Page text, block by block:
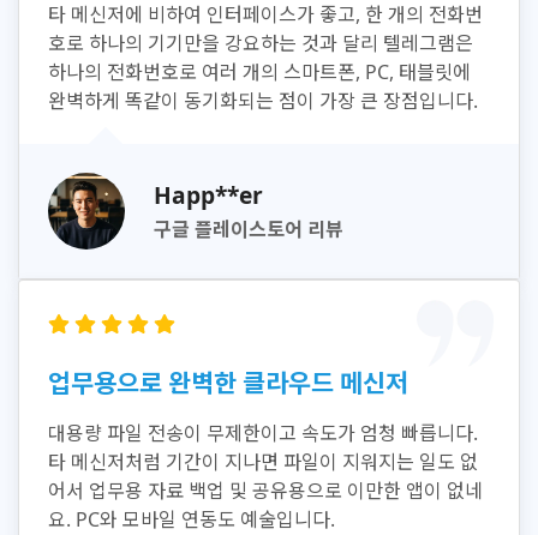
타 메신저에 비하여 인터페이스가 좋고, 한 개의 전화번
호로 하나의 기기만을 강요하는 것과 달리 텔레그램은
하나의 전화번호로 여러 개의 스마트폰, PC, 태블릿에
완벽하게 똑같이 동기화되는 점이 가장 큰 장점입니다.
Happ**er
구글 플레이스토어 리뷰
업무용으로 완벽한 클라우드 메신저
대용량 파일 전송이 무제한이고 속도가 엄청 빠릅니다.
타 메신저처럼 기간이 지나면 파일이 지워지는 일도 없
어서 업무용 자료 백업 및 공유용으로 이만한 앱이 없네
요. PC와 모바일 연동도 예술입니다.